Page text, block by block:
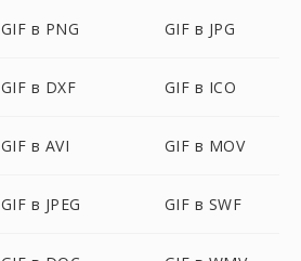
GIF в PNG GIF в JPG
GIF в DXF GIF в ICO
GIF в AVI GIF в MOV
GIF в JPEG GIF в SWF